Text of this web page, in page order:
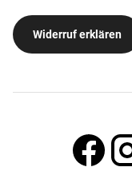
Widerruf erklären